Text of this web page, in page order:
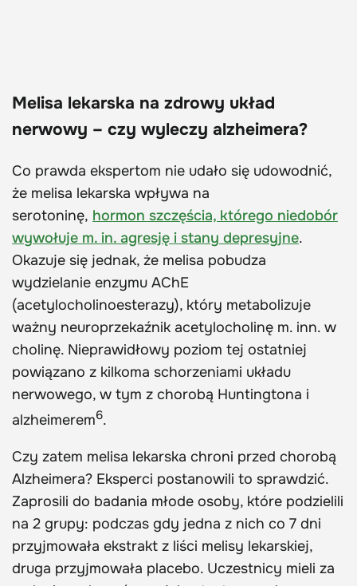
Melisa lekarska na zdrowy układ
nerwowy – czy wyleczy alzheimera?
Co prawda ekspertom nie udało się udowodnić,
że melisa lekarska wpływa na
serotoninę, hormon szczęścia, którego niedobór
wywołuje m. in. agresję i stany depresyjne.
Okazuje się jednak, że melisa pobudza
wydzielanie enzymu AChE
(acetylocholinoesterazy), który metabolizuje
ważny neuroprzekaźnik acetylocholinę m. inn. w
cholinę. Nieprawidłowy poziom tej ostatniej
powiązano z kilkoma schorzeniami układu
nerwowego, w tym z chorobą Huntingtona i
alzheimerem6.
Czy zatem melisa lekarska chroni przed chorobą
Alzheimera? Eksperci postanowili to sprawdzić.
Zaprosili do badania młode osoby, które podzielili
na 2 grupy: podczas gdy jedna z nich co 7 dni
przyjmowała ekstrakt z liści melisy lekarskiej,
druga przyjmowała placebo. Uczestnicy mieli za